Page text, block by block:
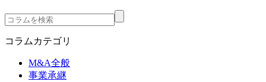
コラムカテゴリ
M&A全般
事業承継